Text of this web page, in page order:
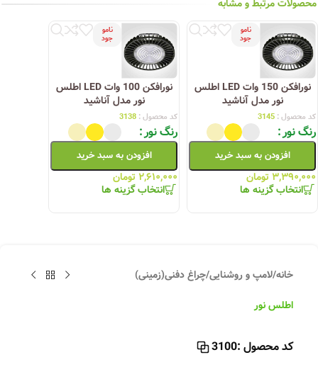
محصولات مرتبط و مشابه
نامو
جود
نورافکن 150 وات LED اطلس
نور مدل آناشید
کد محصول : 3145
رنگ نور
افزودن به سبد خرید
۳,۳۹۰,۰۰۰ تومان
انتخاب گزینه ها
نامو
جود
نورافکن 100 وات LED اطلس
نور مدل آناشید
کد محصول : 3138
رنگ نور
افزودن به سبد خرید
۲,۶۱۰,۰۰۰ تومان
انتخاب گزینه ها
خانه/لامپ و روشنایی/چراغ دفنی(زمینی)
اطلس نور
کد محصول :3100